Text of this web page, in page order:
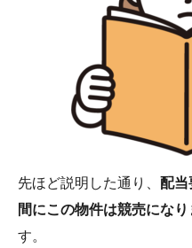
先ほど説明した通り、 配当
間にこの物件は競売にな
す。